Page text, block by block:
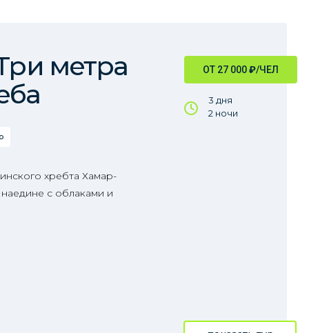
ОТ 27 000₽/ЧЕЛ
3 дня
2 ночи
метра
хребта Хамар-
с облаками и